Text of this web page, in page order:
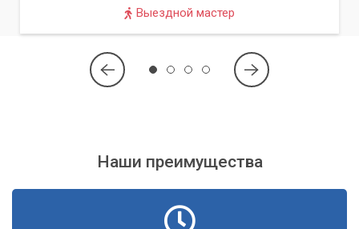
Наши специалисты проведут глубокую диагностику вашего
компьютера, используя специализированное программное
После выявления всех угроз мы профессионально удаляем
Выездной мастер
Наши преимущества